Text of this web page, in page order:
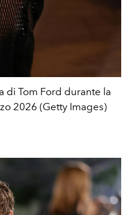
di Tom Ford durante la
2026 (Getty Images)